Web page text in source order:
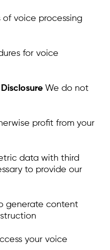
of voice processing
for voice
We do not
profit from your
data with third
to provide our
generate content
your voice